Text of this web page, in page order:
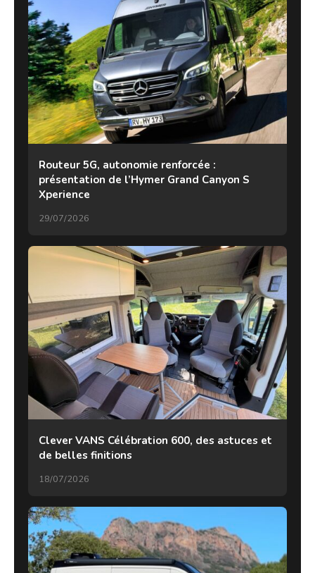
Routeur 5G, autonomie renforcée :
présentation de l’Hymer Grand Canyon S
Xperience
29/07/2026
Clever VANS Célébration 600, des astuces et
de belles finitions
18/07/2026